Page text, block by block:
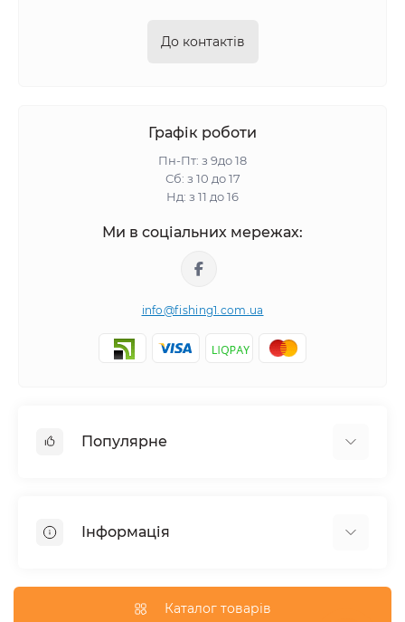
До контактів
Графік роботи
Пн-Пт: з 9до 18
Сб: з 10 до 17
Нд: з 11 до 16
Ми в соціальних мережах:
info@fishing1.com.ua
Популярне
Спінінгова та серфова риболовля
Інформація
Каталог товарів